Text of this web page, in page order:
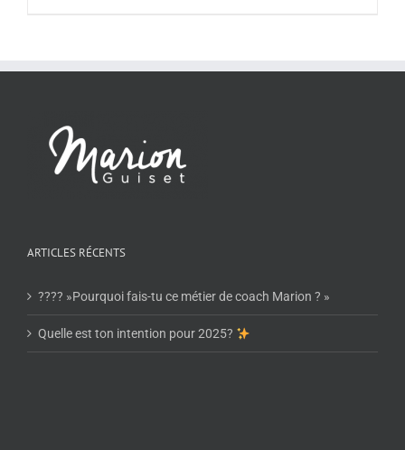
ARTICLES RÉCENTS
???? »Pourquoi fais-tu ce métier de coach Marion ? »
Quelle est ton intention pour 2025?